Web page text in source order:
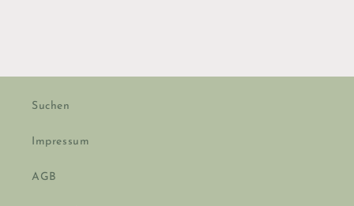
Suchen
Impressum
AGB